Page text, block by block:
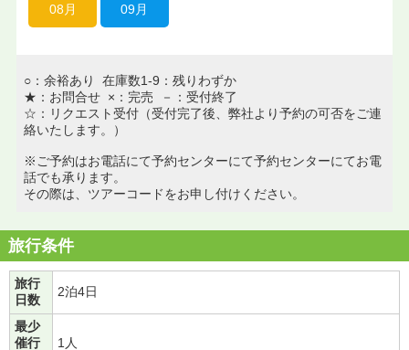
08月 09月
○：余裕あり 在庫数1-9：残りわずか
★：お問合せ ×：完売 －：受付終了
☆：リクエスト受付（受付完了後、弊社より予約の可否をご連
絡いたします。）
※ご予約はお電話にて予約センターにて予約センターにてお電
話でも承ります。
その際は、ツアーコードをお申し付けください。
旅行条件
旅行
日数
2泊4日
最少
催行
1人